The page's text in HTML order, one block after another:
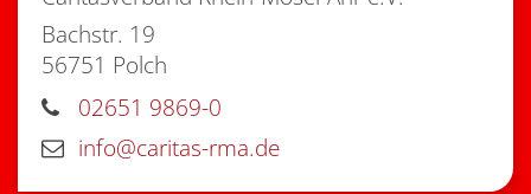
Bachstr. 19
56751 Polch
02651 9869-0
info@caritas-rma.de